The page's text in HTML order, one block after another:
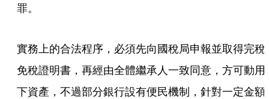
罪。
實務上的合法程序，必須先向國稅局申報並取得完稅
免稅證明書，再經由全體繼承人一致同意，方可動用
下資產，不過部分銀行設有便民機制，針對一定金額